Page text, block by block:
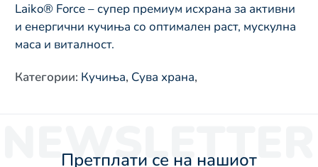
Laiko® Force – супер премиум исхрана за активни
и енергични кучиња со оптимален раст, мускулна
маса и виталност.
Категории: Кучиња, Сува храна,
NEWSLETTER
Претплати се на нашиот